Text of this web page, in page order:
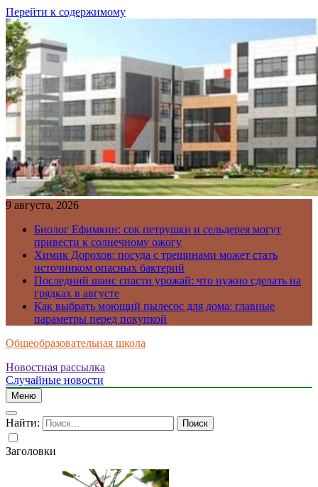
Перейти к содержимому
9 августа, 2026
Биолог Ефимкин: сок петрушки и сельдерея могут
привести к солнечному ожогу
Химик Дорохов: посуда с трещинами может стать
источником опасных бактерий
Последний шанс спасти урожай: что нужно сделать на
грядках в августе
Как выбрать моющий пылесос для дома: главные
параметры перед покупкой
Общеобразовательная школа
Новостная рассылка
Случайные новости
Меню
Найти:
Заголовки